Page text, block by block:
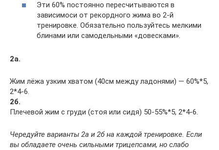
Эти 60% постоянно пересчитываются в
зависимоси от рекордного жима во 2-й
тренировке. Обязательно пользуйтесь мелкими
блинами или самодельными «довесками».
2а.
Жим лёжа узким хватом (40см между ладонями) — 60%*5,
2*4-6.
2б.
Плечевой жим с груди (стоя или сидя) 50-55%*5, 2*4-6.
Чередуйте варианты 2а и 2б на каждой тренировке. Если
вы обладаете очень сильными трицепсами, но слабо